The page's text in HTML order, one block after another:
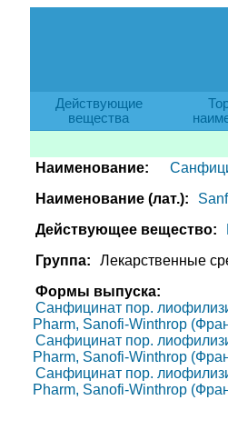
Действующие
вещества
Наименование:
Наименование (лат.):
Действующее вещество:
Группа:
Лекарственные
Формы выпуска:
Санфицинат пор.
Pharm, Sanofi-Winthrop
Санфицинат пор.
Pharm, Sanofi-Winthrop
Санфицинат пор.
Pharm, Sanofi-Winthrop